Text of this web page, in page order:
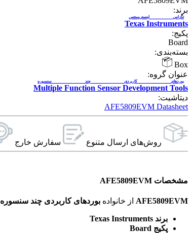
برند:
Texas Instruments
تگزاس اینسترومنتس
پکیج:
Board
بسته‌بندی:
Box
عنوان گروه:
Multiple Function Sensor Development Tools
بوردهای کاربردی چند سنسوره
دیتاشیت:
AFE5809EVM Datasheet
روش‌های ارسال‌ متنوع سفارش خارج
مشخصات AFE5809EVM
AFE5809EVM از خانواده بوردهای کاربردی چند سنسوره
برند Texas Instruments
پکیج Board